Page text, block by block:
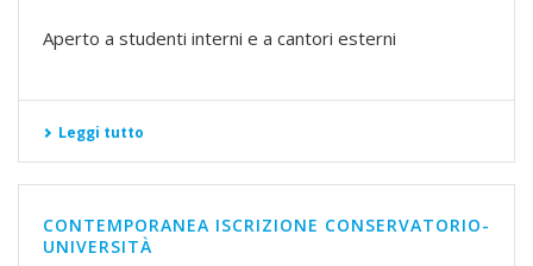
Aperto a studenti interni e a cantori esterni
Leggi tutto
CONTEMPORANEA ISCRIZIONE CONSERVATORIO-
UNIVERSITÀ